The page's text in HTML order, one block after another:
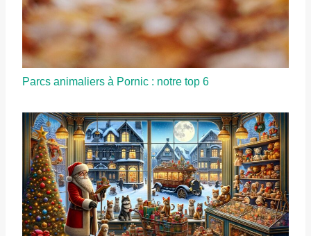
Parcs animaliers à Pornic : notre top 6